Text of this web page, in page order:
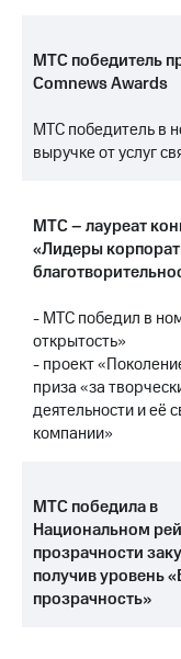
Описание
о
Другое
Контакты
развитие
деловая этика
На главную
МТС победитель
Comnews Awards
МТС победитель в
выручке от услуг
МТС – лауреат
«Лидеры
- МТС победил в
открытость»
- проект
приза «за
деятельности и её
компании»
МТС победила в
Национальном
прозрачности
получив уровень
прозрачность»